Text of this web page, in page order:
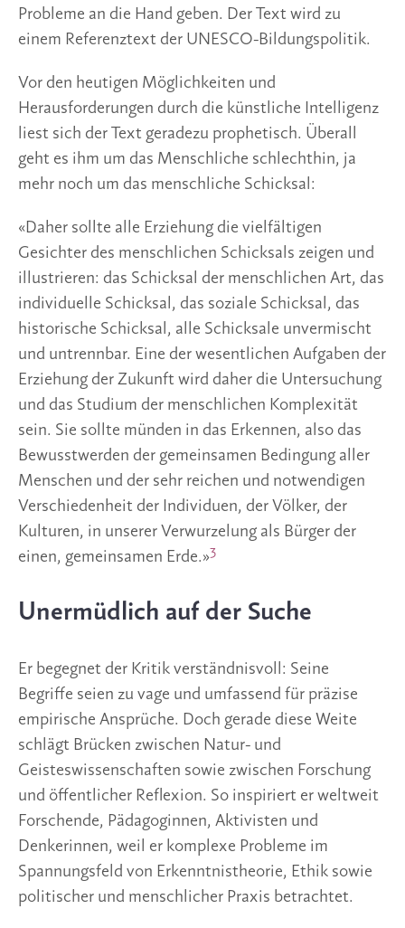
Probleme an die Hand geben. Der Text wird zu
einem Referenztext der UNESCO-Bildungspolitik.
Vor den heutigen Möglichkeiten und
Herausforderungen durch die künstliche Intelligenz
liest sich der Text geradezu prophetisch. Überall
geht es ihm um das Menschliche schlechthin, ja
mehr noch um das menschliche Schicksal:
«Daher sollte alle Erziehung die vielfältigen
Gesichter des menschlichen Schicksals zeigen und
illustrieren: das Schicksal der menschlichen Art, das
individuelle Schicksal, das soziale Schicksal, das
historische Schicksal, alle Schicksale unvermischt
und untrennbar. Eine der wesentlichen Aufgaben der
Erziehung der Zukunft wird daher die Untersuchung
und das Studium der menschlichen Komplexität
sein. Sie sollte münden in das Erkennen, also das
Bewusstwerden der gemeinsamen Bedingung aller
Menschen und der sehr reichen und notwendigen
Verschiedenheit der Individuen, der Völker, der
Kulturen, in unserer Verwurzelung als Bürger der
einen, gemeinsamen Erde.»3
Unermüdlich auf der Suche
Er begegnet der Kritik verständnisvoll: Seine
Begriffe seien zu vage und umfassend für präzise
empirische Ansprüche. Doch gerade diese Weite
schlägt Brücken zwischen Natur- und
Geisteswissenschaften sowie zwischen Forschung
und öffentlicher Reflexion. So inspiriert er weltweit
Forschende, Pädagoginnen, Aktivisten und
Denkerinnen, weil er komplexe Probleme im
Spannungsfeld von Erkenntnistheorie, Ethik sowie
politischer und menschlicher Praxis betrachtet.